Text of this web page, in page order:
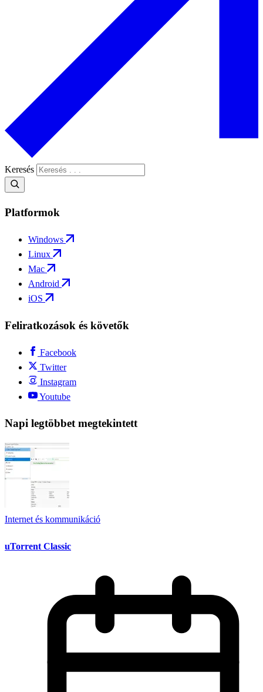
Keresés
Platformok
Windows
Linux
Mac
Android
iOS
Feliratkozások és követők
Facebook
Twitter
Instagram
Youtube
Napi legtöbbet megtekintett
Internet és kommunikáció
uTorrent Classic